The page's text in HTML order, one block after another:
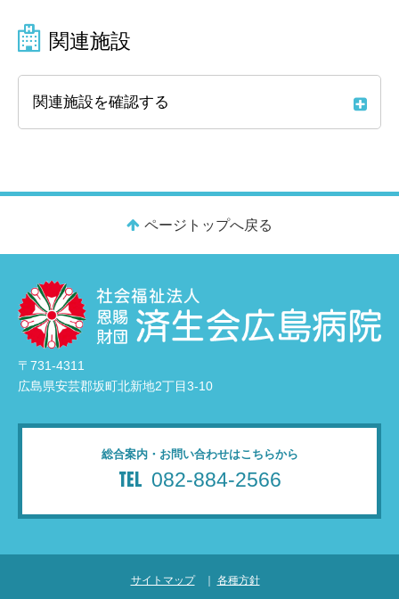
関連施設
関連施設を確認する
ページトップへ戻る
〒731-4311
広島県安芸郡坂町北新地2丁目3-10
総合案内・お問い合わせはこちらから
082-884-2566
サイトマップ 各種方針